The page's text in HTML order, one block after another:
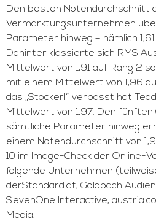
Den besten Notendurchschnitt
Vermarktungsunternehmen
Parameter hinweg – nämlich
Dahinter klassierte sich RMS
Mittelwert von 1,91 auf Rang 2
mit einem Mittelwert von 1,96
das „Stockerl“ verpasst hat
Mittelwert von 1,97. Den
sämtliche Parameter hinweg
einem Notendurchschnitt von
10 im Image-Check der Online-
folgende Unternehmen
derStandard.at, Goldbach
SevenOne Interactive,
Media.